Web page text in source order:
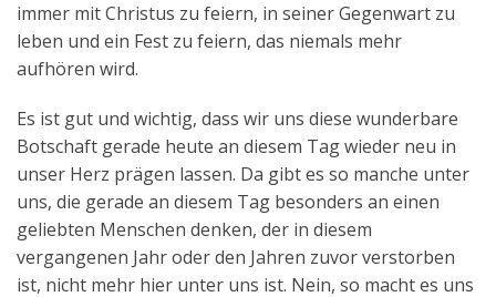
immer mit Christus zu feiern, in seiner Gegenwart zu
leben und ein Fest zu feiern, das niemals mehr
aufhören wird.
Es ist gut und wichtig, dass wir uns diese wunderbare
Botschaft gerade heute an diesem Tag wieder neu in
unser Herz prägen lassen. Da gibt es so manche unter
uns, die gerade an diesem Tag besonders an einen
geliebten Menschen denken, der in diesem
vergangenen Jahr oder den Jahren zuvor verstorben
ist, nicht mehr hier unter uns ist. Nein, so macht es uns